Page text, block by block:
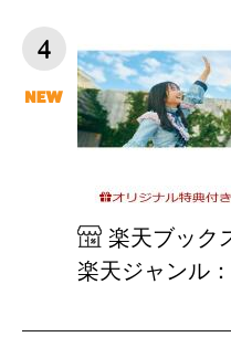
4
楽天ブック
楽天ジャンル